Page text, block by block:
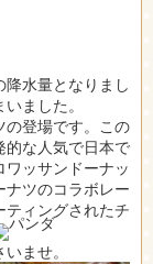
水量となりまし
ました。
の登場です。この
的な人気で日本で
ッサンドーナッ
ツのコラボレー
ティングされたチ
ませ。